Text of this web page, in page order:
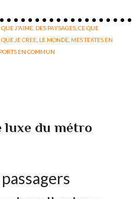
QUE J'AIME. DES PAYSAGES ,CE QUE
JE CREE LE MONDE MES TEXTES EN
EN COMMUN
luxe du métro